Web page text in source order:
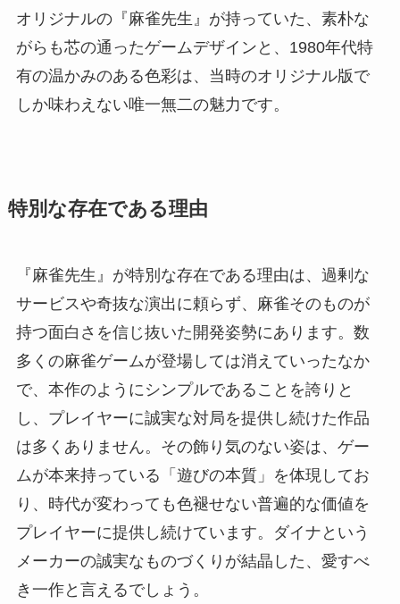
オリジナルの『麻雀先生』が持っていた、素朴な
がらも芯の通ったゲームデザインと、1980年代特
有の温かみのある色彩は、当時のオリジナル版で
しか味わえない唯一無二の魅力です。
特別な存在である理由
『麻雀先生』が特別な存在である理由は、過剰な
サービスや奇抜な演出に頼らず、麻雀そのものが
持つ面白さを信じ抜いた開発姿勢にあります。数
多くの麻雀ゲームが登場しては消えていったなか
で、本作のようにシンプルであることを誇りと
し、プレイヤーに誠実な対局を提供し続けた作品
は多くありません。その飾り気のない姿は、ゲー
ムが本来持っている「遊びの本質」を体現してお
り、時代が変わっても色褪せない普遍的な価値を
プレイヤーに提供し続けています。ダイナという
メーカーの誠実なものづくりが結晶した、愛すべ
き一作と言えるでしょう。